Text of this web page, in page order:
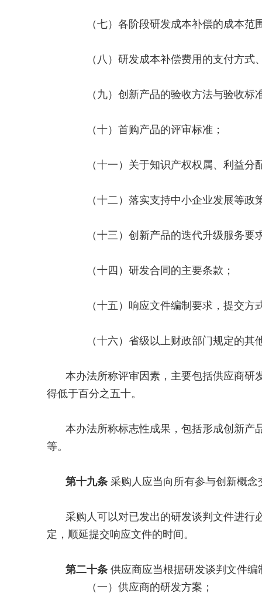
（七）各阶段研发成本补偿的成本范
（八）研发成本补偿费用的支付方式
（九）创新产品的验收方法与验收标
（十）首购产品的评审标准；
（十一）关于知识产权权属、利益分
（十二）落实支持中小企业发展等政
（十三）创新产品的迭代升级服务要
（十四）研发合同的主要条款；
（十五）响应文件编制要求，提交方
（十六）省级以上财政部门规定的其
本办法所称评审因素，主要包括供应商研
得低于百分之五十。
本办法所称标志性成果，包括形成创新产
等。
第十九条 采购人应当向所有参与创新概
采购人可以对已发出的研发谈判文件进行
定，顺延提交响应文件的时间。
第二十条 供应商应当根据研发谈判文件
（一）供应商的研发方案；